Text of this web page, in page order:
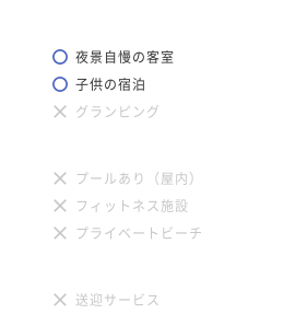
夜景自慢の客室
子供の宿泊
グランピング
プールあり（屋内）
フィットネス施設
プライベートビーチ
送迎サービス